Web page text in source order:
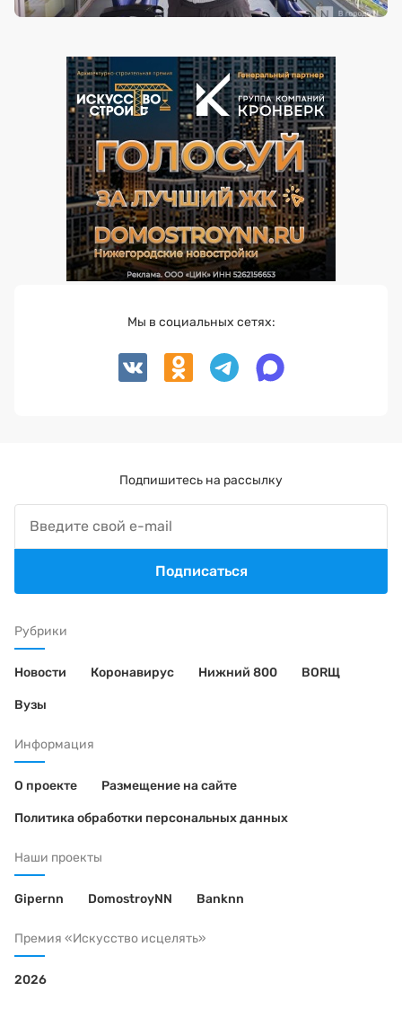
Рубрики
Новости Коронавирус Нижний 800 BORЩ
Вузы
Информация
О проекте Размещение на сайте
Политика обработки персональных данных
Наши проекты
Gipernn DomostroyNN Banknn
Премия «Искусство исцелять»
2026
Мы в социальных сетях:
Подпишитесь на рассылку
Подписаться